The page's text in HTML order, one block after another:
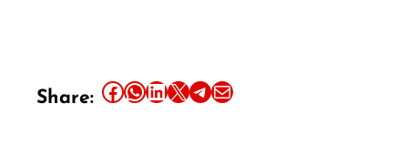
Share: Share this article on Facebook Share this article on WhatsApp Share this article on LinkedIn Share this article on X Share this article on TelegramEmail this Article